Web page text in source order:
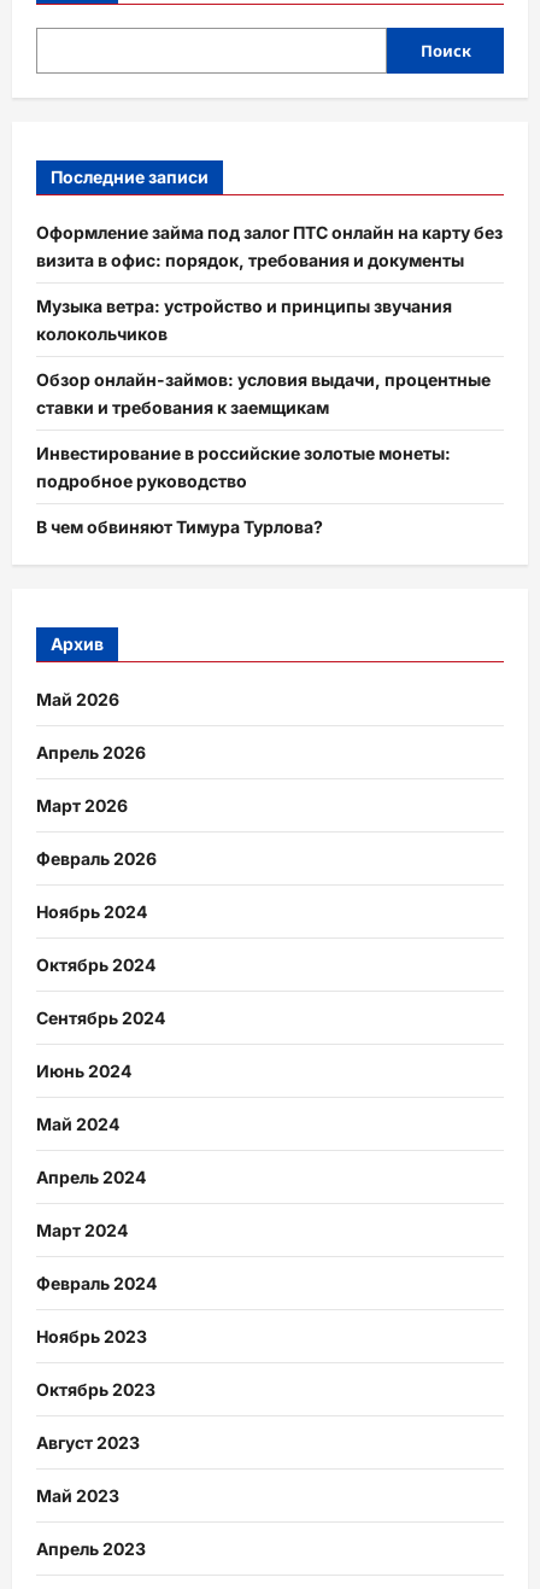
Поиск
Последние записи
Оформление займа под залог ПТС онлайн на карту без
визита в офис: порядок, требования и документы
Музыка ветра: устройство и принципы звучания
колокольчиков
Обзор онлайн-займов: условия выдачи, процентные
ставки и требования к заемщикам
Инвестирование в российские золотые монеты:
подробное руководство
В чем обвиняют Тимура Турлова?
Архив
Май 2026
Апрель 2026
Март 2026
Февраль 2026
Ноябрь 2024
Октябрь 2024
Сентябрь 2024
Июнь 2024
Май 2024
Апрель 2024
Март 2024
Февраль 2024
Ноябрь 2023
Октябрь 2023
Август 2023
Май 2023
Апрель 2023